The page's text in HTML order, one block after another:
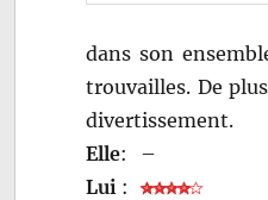
dans son
trouvailles. De
divertissement.
Elle:
–
Lui :